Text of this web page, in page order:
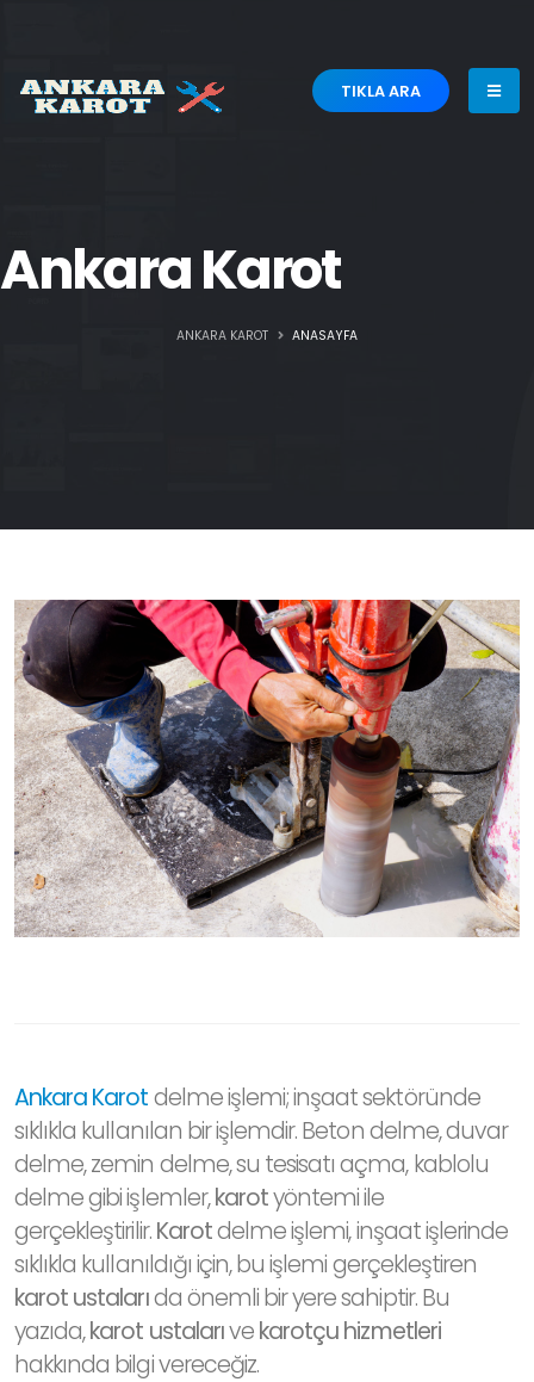
TIKLA ARA
Ankara Karot
ANKARA KAROT ANASAYFA
Ankara Karotdelme işlemi; inşaat sektöründe
sıklıkla kullanılan bir işlemdir. Beton delme, duvar
delme, zemin delme, su tesisatı açma, kablolu
delme gibi işlemler,karotyöntemi ile
gerçekleştirilir.Karotdelme işlemi, inşaat işlerinde
sıklıkla kullanıldığı için, bu işlemi gerçekleştiren
karot ustalarıda önemli bir yere sahiptir. Bu
yazıda,karot ustalarıvekarotçu hizmetleri
hakkında bilgi vereceğiz.